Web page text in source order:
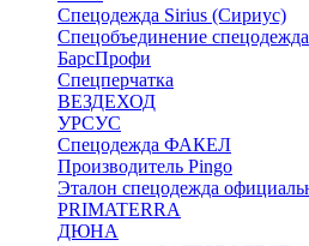
Спецодежда Sirius (Сириус)
Спецобъединение спецодежда
БарсПрофи
Спецперчатка
ВЕЗДЕХОД
УРСУС
Спецодежда ФАКЕЛ
Производитель Pingo
Эталон спецодежда
PRIMATERRA
ДЮНА